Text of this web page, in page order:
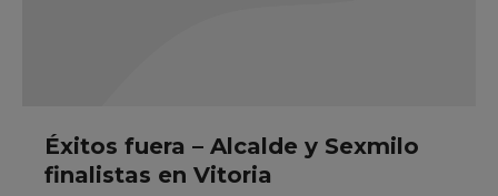
Éxitos fuera – Alcalde y Sexmilo
finalistas en Vitoria